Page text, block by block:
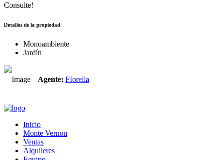
Consulte!
Detalles de la propiedad
Monoambiente
Jardín
Agente: FIorella
Inicio
Monte Vernon
Ventas
Alquileres